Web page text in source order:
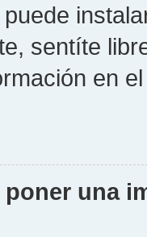
sentíte
en
una